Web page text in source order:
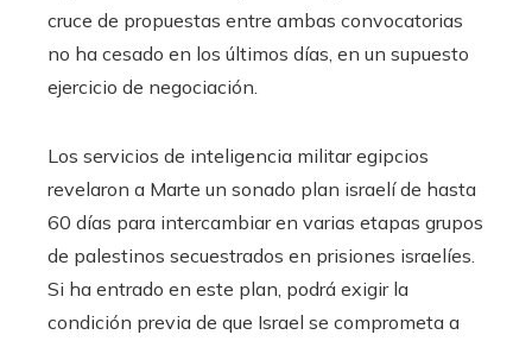
cruce de propuestas entre ambas convocatorias
no ha cesado en los últimos días, en un supuesto
ejercicio de negociación.
Los servicios de inteligencia militar egipcios
revelaron a Marte un sonado plan israelí de hasta
60 días para intercambiar en varias etapas grupos
de palestinos secuestrados en prisiones israelíes.
Si ha entrado en este plan, podrá exigir la
condición previa de que Israel se comprometa a